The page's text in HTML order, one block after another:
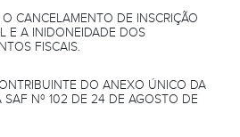
O CANCELAMENTO DE INSCRIÇÃO
E A INIDONEIDADE DOS
FISCAIS.
DO ANEXO ÚNICO DA
SAF Nº 102 DE 24 DE AGOSTO DE